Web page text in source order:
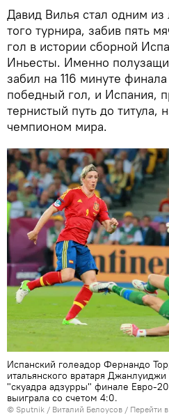
Давид Вилья стал одним
того турнира, забив пять
гол в истории сборной
Иньесты. Именно
забил на 116 минуте
победный гол, и Испания,
тернистый путь до титула,
чемпионом мира.
Испанский голеадор Фернандо
итальянского вратаря
"скуадра адзурры" финале Евро-
выиграла со счетом 4:0.
© Sputnik / Виталий Белоусов / Перейти